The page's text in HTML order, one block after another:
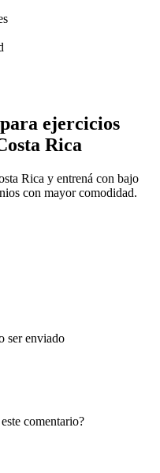
ejercicios
Rica
Rica y entrená con bajo
con mayor comodidad.
ser enviado
comentario?